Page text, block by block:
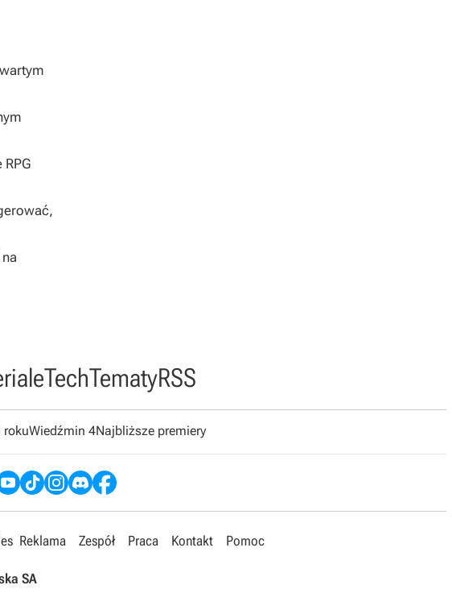
TechTematyRSS
rokuWiedźmin 4Najbliższe premiery
Reklama Zespół Praca Kontakt Pomoc
SA